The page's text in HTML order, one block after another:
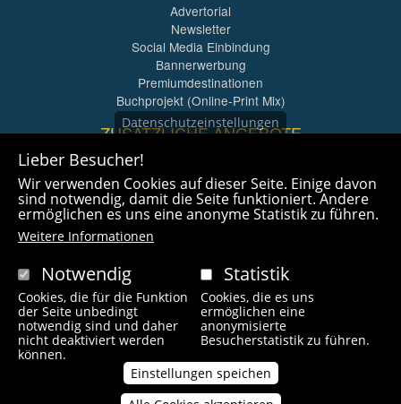
Advertorial
Newsletter
Social Media Einbindung
Bannerwerbung
Premiumdestinationen
Buchprojekt (Online-Print Mix)
ZUSÄTZLICHE ANGEBOTE
Imagefilme und mehr
360° x 360° Fotografie
Copyright © 2021 radlfreak.de. Alle Rechte vorbehalten.
Fußzeilenmenü
Impressum Kontakt Links
Datenschutzeinstellungen
Lieber Besucher!
Wir verwenden Cookies auf dieser Seite. Einige davon
sind notwendig, damit die Seite funktioniert. Andere
ermöglichen es uns eine anonyme Statistik zu führen.
Weitere Informationen
Notwendig
Cookies, die für die Funktion
der Seite unbedingt
notwendig sind und daher
nicht deaktiviert werden
können.
Statistik
Cookies, die es uns
ermöglichen eine
anonymisierte
Besucherstatistik zu führen.
Einstellungen speichen